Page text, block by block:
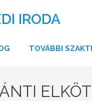
IRODA
TOVÁBBI